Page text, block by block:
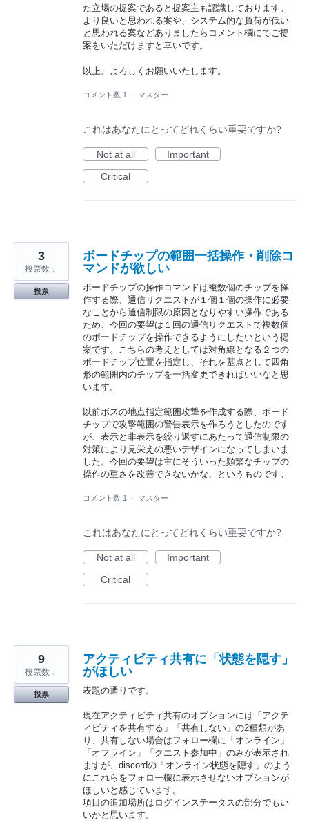
た立場の提案であると提案主も認識しております。
より良いと思われる案や、システム的な負荷が低い
と思われる案などありましたらコメント欄にてご提
案をいただけますと幸いです。
以上、よろしくお願いいたします。
コメント数 1 · マスター
これはあなたにとってどれくらい重要ですか?
Not at all
Important
Critical
ボードチップの範囲一括操作・削除コ
マンドが欲しい
ボードチップの操作コマンドは複数個のチップを操
作する際、通信リクエストが１個１個の操作に必要
なことから通信制限の原因となりやすい操作である
ため、今回の要望は１回の通信リクエストで複数個
のボードチップを操作できるようにしたいという提
案です。こちらの考えとしては対角線となる２つの
ボードチップ位置を指定し、それを基点として四角
形の範囲内のチップを一括変更できればいいなと思
います。
以前ボスの地点指定範囲攻撃を作成する際、ボード
チップで攻撃範囲の警告表示を作ろうとしたのです
が、表示と非表示を繰り返すにあたって通信制限の
対策により見栄えの悪いデザインになってしまいま
した。今回の要望は主にそういった頻繁なチップの
操作の重さを改善できないかな、というものです。
3
投票数：
投票
コメント数 1 · マスター
これはあなたにとってどれくらい重要ですか?
Not at all
Important
Critical
アクティビティ共有に「状態を隠す」
がほしい
表題の通りです。
現在アクティビティ共有のオプションには「アクテ
ィビティを共有する」「共有しない」の2種類があ
り、共有しない場合はフォロー欄に「オンライン」
「オフライン」「クエスト参加中」のみが表示され
ますが、discordの「オンライン状態を隠す」のよう
にこれらをフォロー欄に表示させないオプションが
ほしいと感じています。
項目の追加場所はログインステータスの部分でもい
いかと思います。
9
投票数：
投票